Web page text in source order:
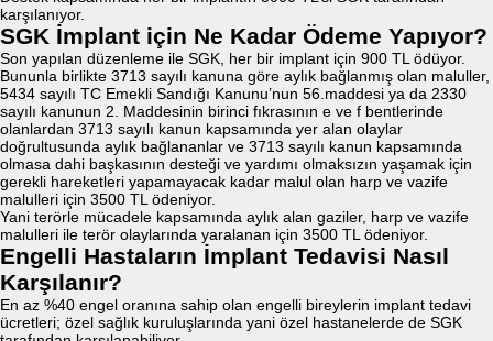
karşılanıyor.
SGK İmplant için Ne Kadar Ödeme Yapıyor?
Son yapılan düzenleme ile SGK, her bir implant için 900 TL ödüyor.
Bununla birlikte 3713 sayılı kanuna göre aylık bağlanmış olan maluller,
5434 sayılı TC Emekli Sandığı Kanunu’nun 56.maddesi ya da 2330
sayılı kanunun 2. Maddesinin birinci fıkrasının e ve f bentlerinde
olanlardan 3713 sayılı kanun kapsamında yer alan olaylar
doğrultusunda aylık bağlananlar ve 3713 sayılı kanun kapsamında
olmasa dahi başkasının desteği ve yardımı olmaksızın yaşamak için
gerekli hareketleri yapamayacak kadar malul olan harp ve vazife
malulleri için 3500 TL ödeniyor.
Yani terörle mücadele kapsamında aylık alan gaziler, harp ve vazife
malulleri ile terör olaylarında yaralanan için 3500 TL ödeniyor.
Engelli Hastaların İmplant Tedavisi Nasıl
Karşılanır?
En az %40 engel oranına sahip olan engelli bireylerin implant tedavi
ücretleri; özel sağlık kuruluşlarında yani özel hastanelerde de SGK